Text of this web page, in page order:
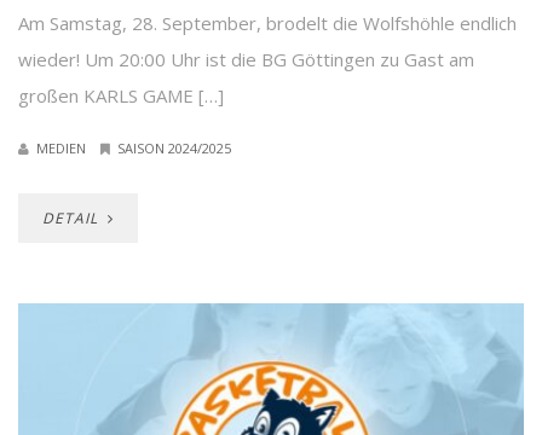
Am Samstag, 28. September, brodelt die Wolfshöhle endlich
wieder! Um 20:00 Uhr ist die BG Göttingen zu Gast am
großen KARLS GAME […]
MEDIEN SAISON 2024/2025
DETAIL